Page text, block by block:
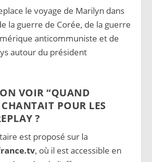
le voyage de Marilyn dans
la guerre de Corée, de la guerre
anticommuniste et de
autour du président
VOIR “QUAND
POUR LES
?
est proposé sur la
, où il est accessible en